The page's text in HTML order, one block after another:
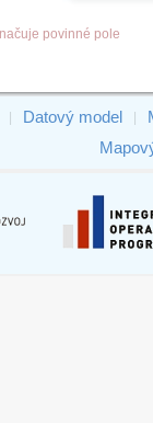
povinné pole
Datový model